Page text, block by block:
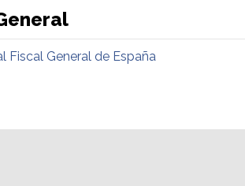
Fiscal General de España